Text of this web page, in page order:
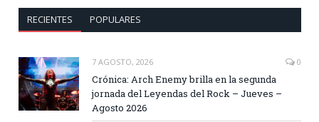
RECIENTES POPULARES
7 AGOSTO, 2026 0
Crónica: Arch Enemy brilla en la segunda
jornada del Leyendas del Rock – Jueves –
Agosto 2026